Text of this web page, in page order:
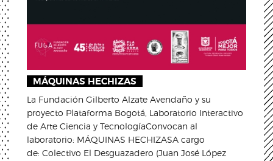
MÁQUINAS HECHIZAS
La Fundación Gilberto Alzate Avendaño y su
proyecto Plataforma Bogotá, Laboratorio Interactivo
de Arte Ciencia y TecnologíaConvocan al
laboratorio: MÁQUINAS HECHIZASA cargo
de: Colectivo El Desguazadero (Juan José López